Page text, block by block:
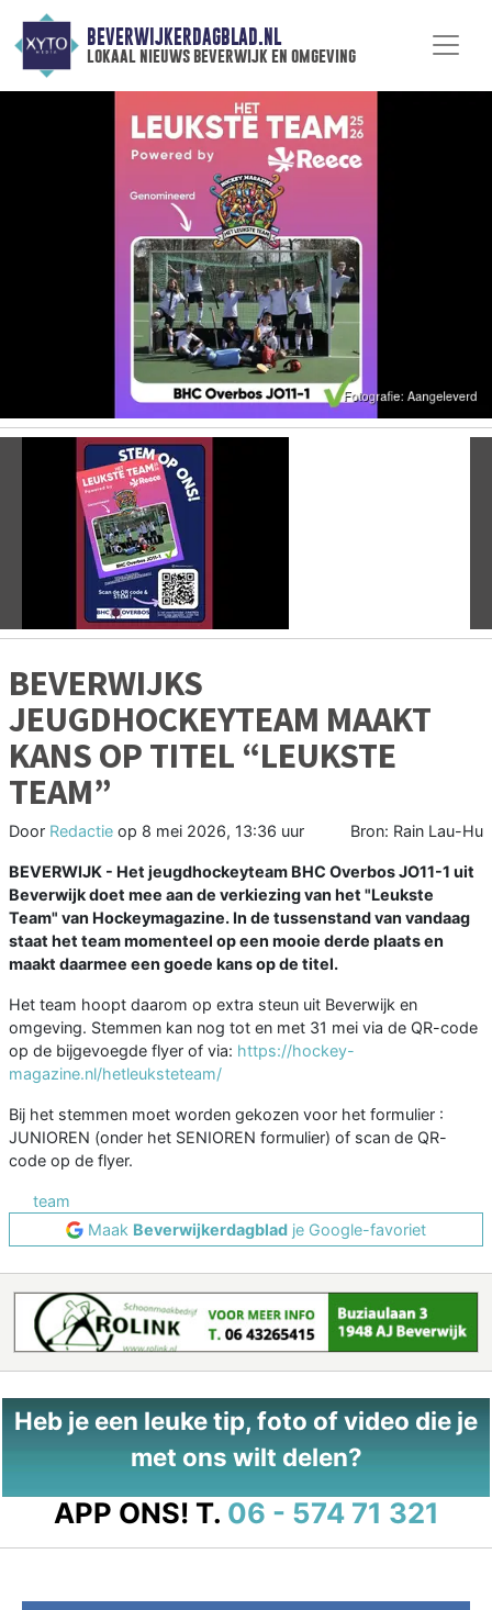
BEVERWIJKERDAGBLAD.NL
lokaal nieuws beverwijk en omgeving
BEVERWIJKS
JEUGDHOCKEYTEAM MAAKT
KANS OP TITEL “LEUKSTE
TEAM”
Door Redactie op 8 mei 2026, 13:36 uur Bron: Rain Lau-Hu
BEVERWIJK - Het jeugdhockeyteam BHC Overbos JO11-1 uit
Beverwijk doet mee aan de verkiezing van het "Leukste
Team" van Hockeymagazine. In de tussenstand van vandaag
staat het team momenteel op een mooie derde plaats en
maakt daarmee een goede kans op de titel.
Het team hoopt daarom op extra steun uit Beverwijk en
omgeving. Stemmen kan nog tot en met 31 mei via de QR-code
op de bijgevoegde flyer of via: https://hockey-
magazine.nl/hetleuksteteam/
Bij het stemmen moet worden gekozen voor het formulier :
JUNIOREN (onder het SENIOREN formulier) of scan de QR-
code op de flyer.
team
Maak Beverwijkerdagblad je Google-favoriet
Heb je een leuke tip, foto of video die je
met ons wilt delen?
APP ONS! T. 06 - 574 71 321